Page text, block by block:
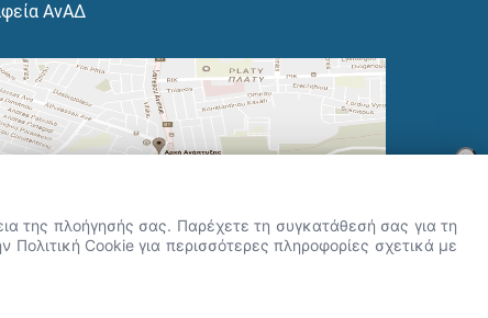
ΑνΑΔ
×
σήμερα.
της πλοήγησής σας. Παρέχετε τη συγκατάθεσή σας για τη
Cookie για περισσότερες πληροφορίες σχετικά με